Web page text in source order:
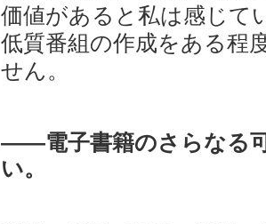
価値があると私は感じて
低質番組の作成をある程
せん。
――電子書籍のさらなる
い。